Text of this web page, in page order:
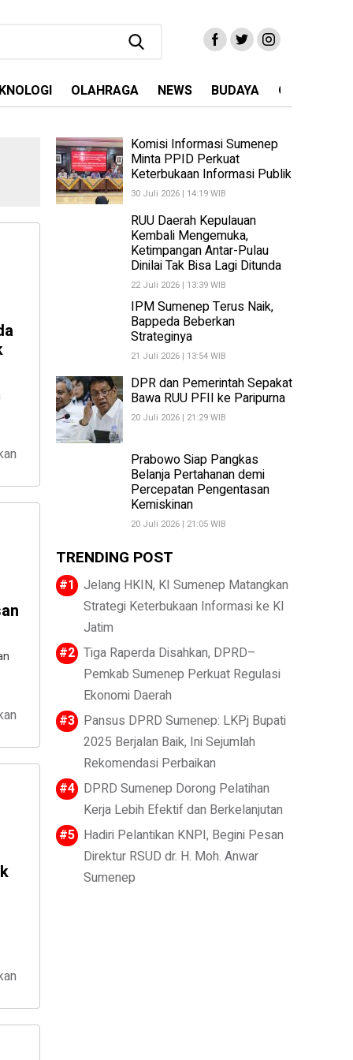
OLAHRAGA NEWS BUDAYA OPINI
Komisi Informasi Sumenep
Minta PPID Perkuat
Keterbukaan Informasi Publik
30 Juli 2026 | 14:19 WIB
RUU Daerah Kepulauan
Kembali Mengemuka,
Ketimpangan Antar-Pulau
Dinilai Tak Bisa Lagi Ditunda
22 Juli 2026 | 13:39 WIB
IPM Sumenep Terus Naik,
Bappeda Beberkan
Strateginya
21 Juli 2026 | 13:54 WIB
DPR dan Pemerintah Sepakat
Bawa RUU PFII ke Paripurna
20 Juli 2026 | 21:29 WIB
Prabowo Siap Pangkas
Belanja Pertahanan demi
Percepatan Pengentasan
Kemiskinan
20 Juli 2026 | 21:05 WIB
TRENDING POST
Jelang HKIN, KI Sumenep Matangkan
Strategi Keterbukaan Informasi ke KI
Jatim
Tiga Raperda Disahkan, DPRD–
Pemkab Sumenep Perkuat Regulasi
Ekonomi Daerah
Pansus DPRD Sumenep: LKPj Bupati
2025 Berjalan Baik, Ini Sejumlah
Rekomendasi Perbaikan
DPRD Sumenep Dorong Pelatihan
Kerja Lebih Efektif dan Berkelanjutan
Hadiri Pelantikan KNPI, Begini Pesan
Direktur RSUD dr. H. Moh. Anwar
Sumenep